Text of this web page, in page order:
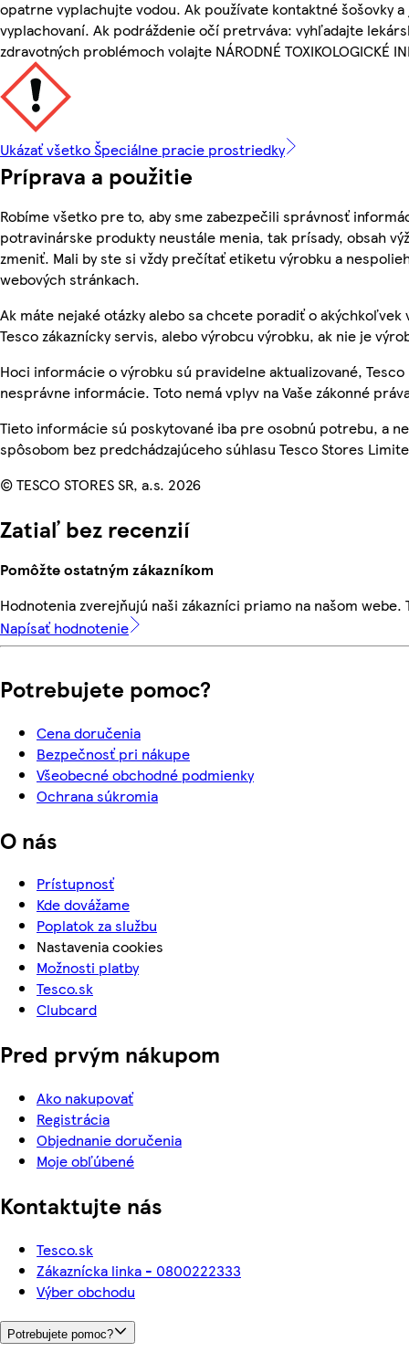
opatrne vyplachujte vodou. Ak používate kontaktné šošovky
vyplachovaní. Ak podráždenie očí pretrváva: vyhľadajte
zdravotných problémoch volajte NÁRODNÉ TOXIKOLOGICKÉ
Ukázať všetko Špeciálne pracie prostriedky
Príprava a použitie
Robíme všetko pre to, aby sme zabezpečili správnosť
potravinárske produkty neustále menia, tak prísady, obsah
zmeniť. Mali by ste si vždy prečítať etiketu výrobku a
webových stránkach.
Ak máte nejaké otázky alebo sa chcete poradiť o akýchkoľvek
Tesco zákaznícky servis, alebo výrobcu výrobku, ak nie je
Hoci informácie o výrobku sú pravidelne aktualizované,
nesprávne informácie. Toto nemá vplyv na Vaše zákonné
Tieto informácie sú poskytované iba pre osobnú potrebu, a
spôsobom bez predchádzajúceho súhlasu Tesco Stores
© TESCO STORES SR, a.s. 2026
Zatiaľ bez recenzií
Pomôžte ostatným zákazníkom
Hodnotenia zverejňujú naši zákazníci priamo na našom
Napísať hodnotenie
Potrebujete pomoc?
Cena doručenia
Bezpečnosť pri nákupe
Všeobecné obchodné podmienky
Ochrana súkromia
O nás
Prístupnosť
Kde dovážame
Poplatok za službu
Nastavenia cookies
Možnosti platby
Tesco.sk
Clubcard
Pred prvým nákupom
Ako nakupovať
Registrácia
Objednanie doručenia
Moje obľúbené
Kontaktujte nás
Tesco.sk
Zákaznícka linka - 0800222333
Výber obchodu
Potrebujete pomoc?